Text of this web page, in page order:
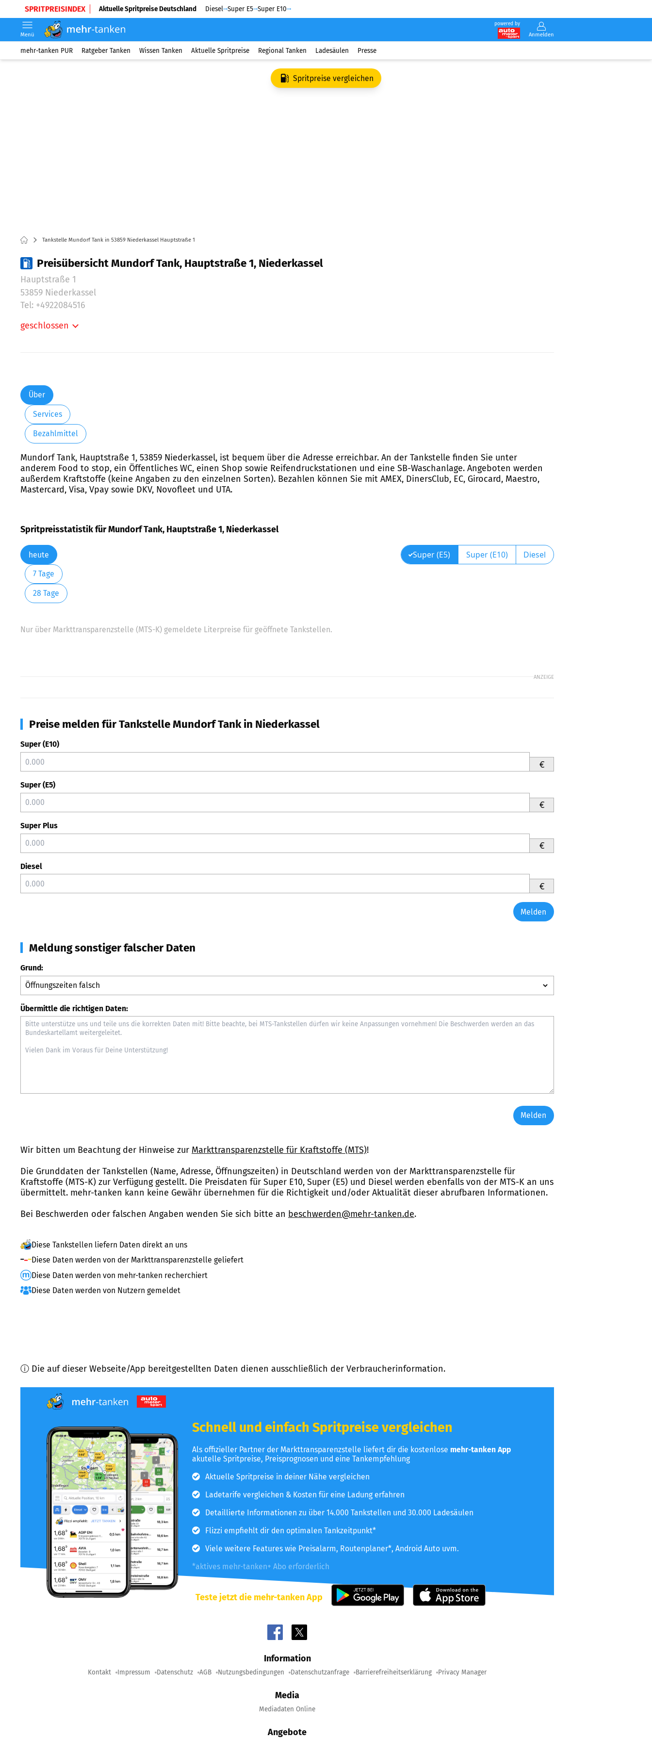
SPRITPREISINDEX Aktuelle Spritpreise Deutschland Diesel Super E5 Super E10
powered by
Anmelden
Menü
mehr-tanken PUR Ratgeber Tanken Wissen Tanken Aktuelle Spritpreise Regional Tanken Ladesäulen Presse
Spritpreise vergleichen
Tankstelle Mundorf Tank in 53859 Niederkassel Hauptstraße 1
Preisübersicht Mundorf Tank, Hauptstraße 1, Niederkassel
Hauptstraße 1
53859 Niederkassel
Tel: +4922084516
geschlossen
Freitag:
Samstag:
Sonntag:
Über
Services
Bezahlmittel
Mundorf Tank, Hauptstraße 1, 53859 Niederkassel, ist bequem über die Adresse erreichbar. An der Tankstelle finden Sie unter
anderem Food to stop, ein Öffentliches WC, einen Shop sowie Reifendruckstationen und eine SB-Waschanlage. Angeboten werden
außerdem Kraftstoffe (keine Angaben zu den einzelnen Sorten). Bezahlen können Sie mit AMEX, DinersClub, EC, Girocard, Maestro,
Mastercard, Visa, Vpay sowie DKV, Novofleet und UTA.
Spritpreisstatistik für Mundorf Tank, Hauptstraße 1, Niederkassel
heute
7 Tage
28 Tage
Super (E5) Super (E10) Diesel
Nur über Markttransparenzstelle (MTS-K) gemeldete Literpreise für geöffnete Tankstellen.
ANZEIGE
Preise melden für Tankstelle Mundorf Tank in Niederkassel
Super (E10)
€
Super (E5)
€
Super Plus
€
Diesel
€
Melden
Meldung sonstiger falscher Daten
Grund:
Übermittle die richtigen Daten:
Melden
Wir bitten um Beachtung der Hinweise zur Markttransparenzstelle für Kraftstoffe (MTS)!
Die Grunddaten der Tankstellen (Name, Adresse, Öffnungszeiten) in Deutschland werden von der Markttransparenzstelle für
Kraftstoffe (MTS-K) zur Verfügung gestellt. Die Preisdaten für Super E10, Super (E5) und Diesel werden ebenfalls von der MTS-K an uns
übermittelt. mehr-tanken kann keine Gewähr übernehmen für die Richtigkeit und/oder Aktualität dieser abrufbaren Informationen.
Bei Beschwerden oder falschen Angaben wenden Sie sich bitte an beschwerden@mehr-tanken.de.
Diese Tankstellen liefern Daten direkt an uns
Diese Daten werden von der Markttransparenzstelle geliefert
Diese Daten werden von mehr-tanken recherchiert
Diese Daten werden von Nutzern gemeldet
ⓘ Die auf dieser Webseite/App bereitgestellten Daten dienen ausschließlich der Verbraucherinformation.
Schnell und einfach Spritpreise vergleichen
Als offizieller Partner der Markttransparenzstelle liefert dir die kostenlose mehr-tanken App
akutelle Spritpreise, Preisprognosen und eine Tankempfehlung
Aktuelle Spritpreise in deiner Nähe vergleichen
Ladetarife vergleichen & Kosten für eine Ladung erfahren
Detaillierte Informationen zu über 14.000 Tankstellen und 30.000 Ladesäulen
Flizzi empfiehlt dir den optimalen Tankzeitpunkt*
Viele weitere Features wie Preisalarm, Routenplaner*, Android Auto uvm.
*aktives mehr-tanken+ Abo erforderlich
Teste jetzt die mehr-tanken App
Information
Kontakt Impressum Datenschutz AGB Nutzungsbedingungen Datenschutzanfrage Barrierefreiheitserklärung Privacy Manager
Media
Mediadaten Online
Angebote